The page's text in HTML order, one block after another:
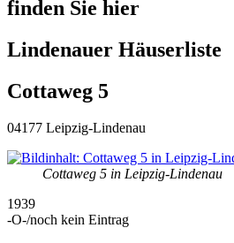
finden Sie hier
Lindenauer Häuserliste
Cottaweg 5
04177 Leipzig-Lindenau
Cottaweg 5 in Leipzig-Lindenau
1939
-O-/noch kein Eintrag